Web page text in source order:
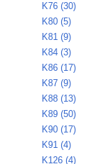
K76 (30)
K80 (5)
K81 (9)
K84 (3)
K86 (17)
K87 (9)
K88 (13)
K89 (50)
K90 (17)
K91 (4)
K126 (4)